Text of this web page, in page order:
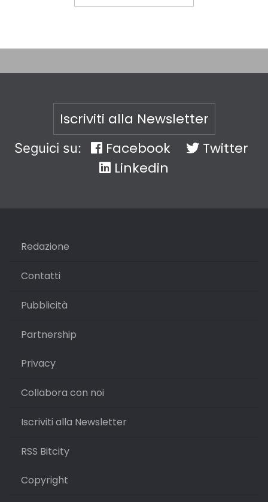
Iscriviti alla Newsletter
Seguici su: Facebook
Twitter
Linkedin
Redazione
Contatti
Pubblicità
Partnership
Privacy
Collabora con noi
Iscriviti alla Newsletter
RSS Bitcity
Copyright